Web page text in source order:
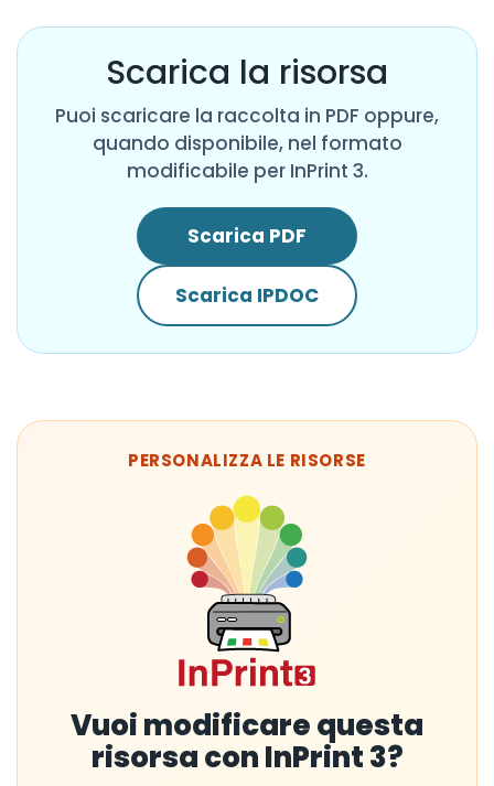
Scarica la risorsa
Puoi scaricare la raccolta in PDF oppure,
quando disponibile, nel formato
modificabile per InPrint 3.
Scarica PDF
Scarica IPDOC
PERSONALIZZA LE RISORSE
Vuoi modificare questa
risorsa con InPrint 3?